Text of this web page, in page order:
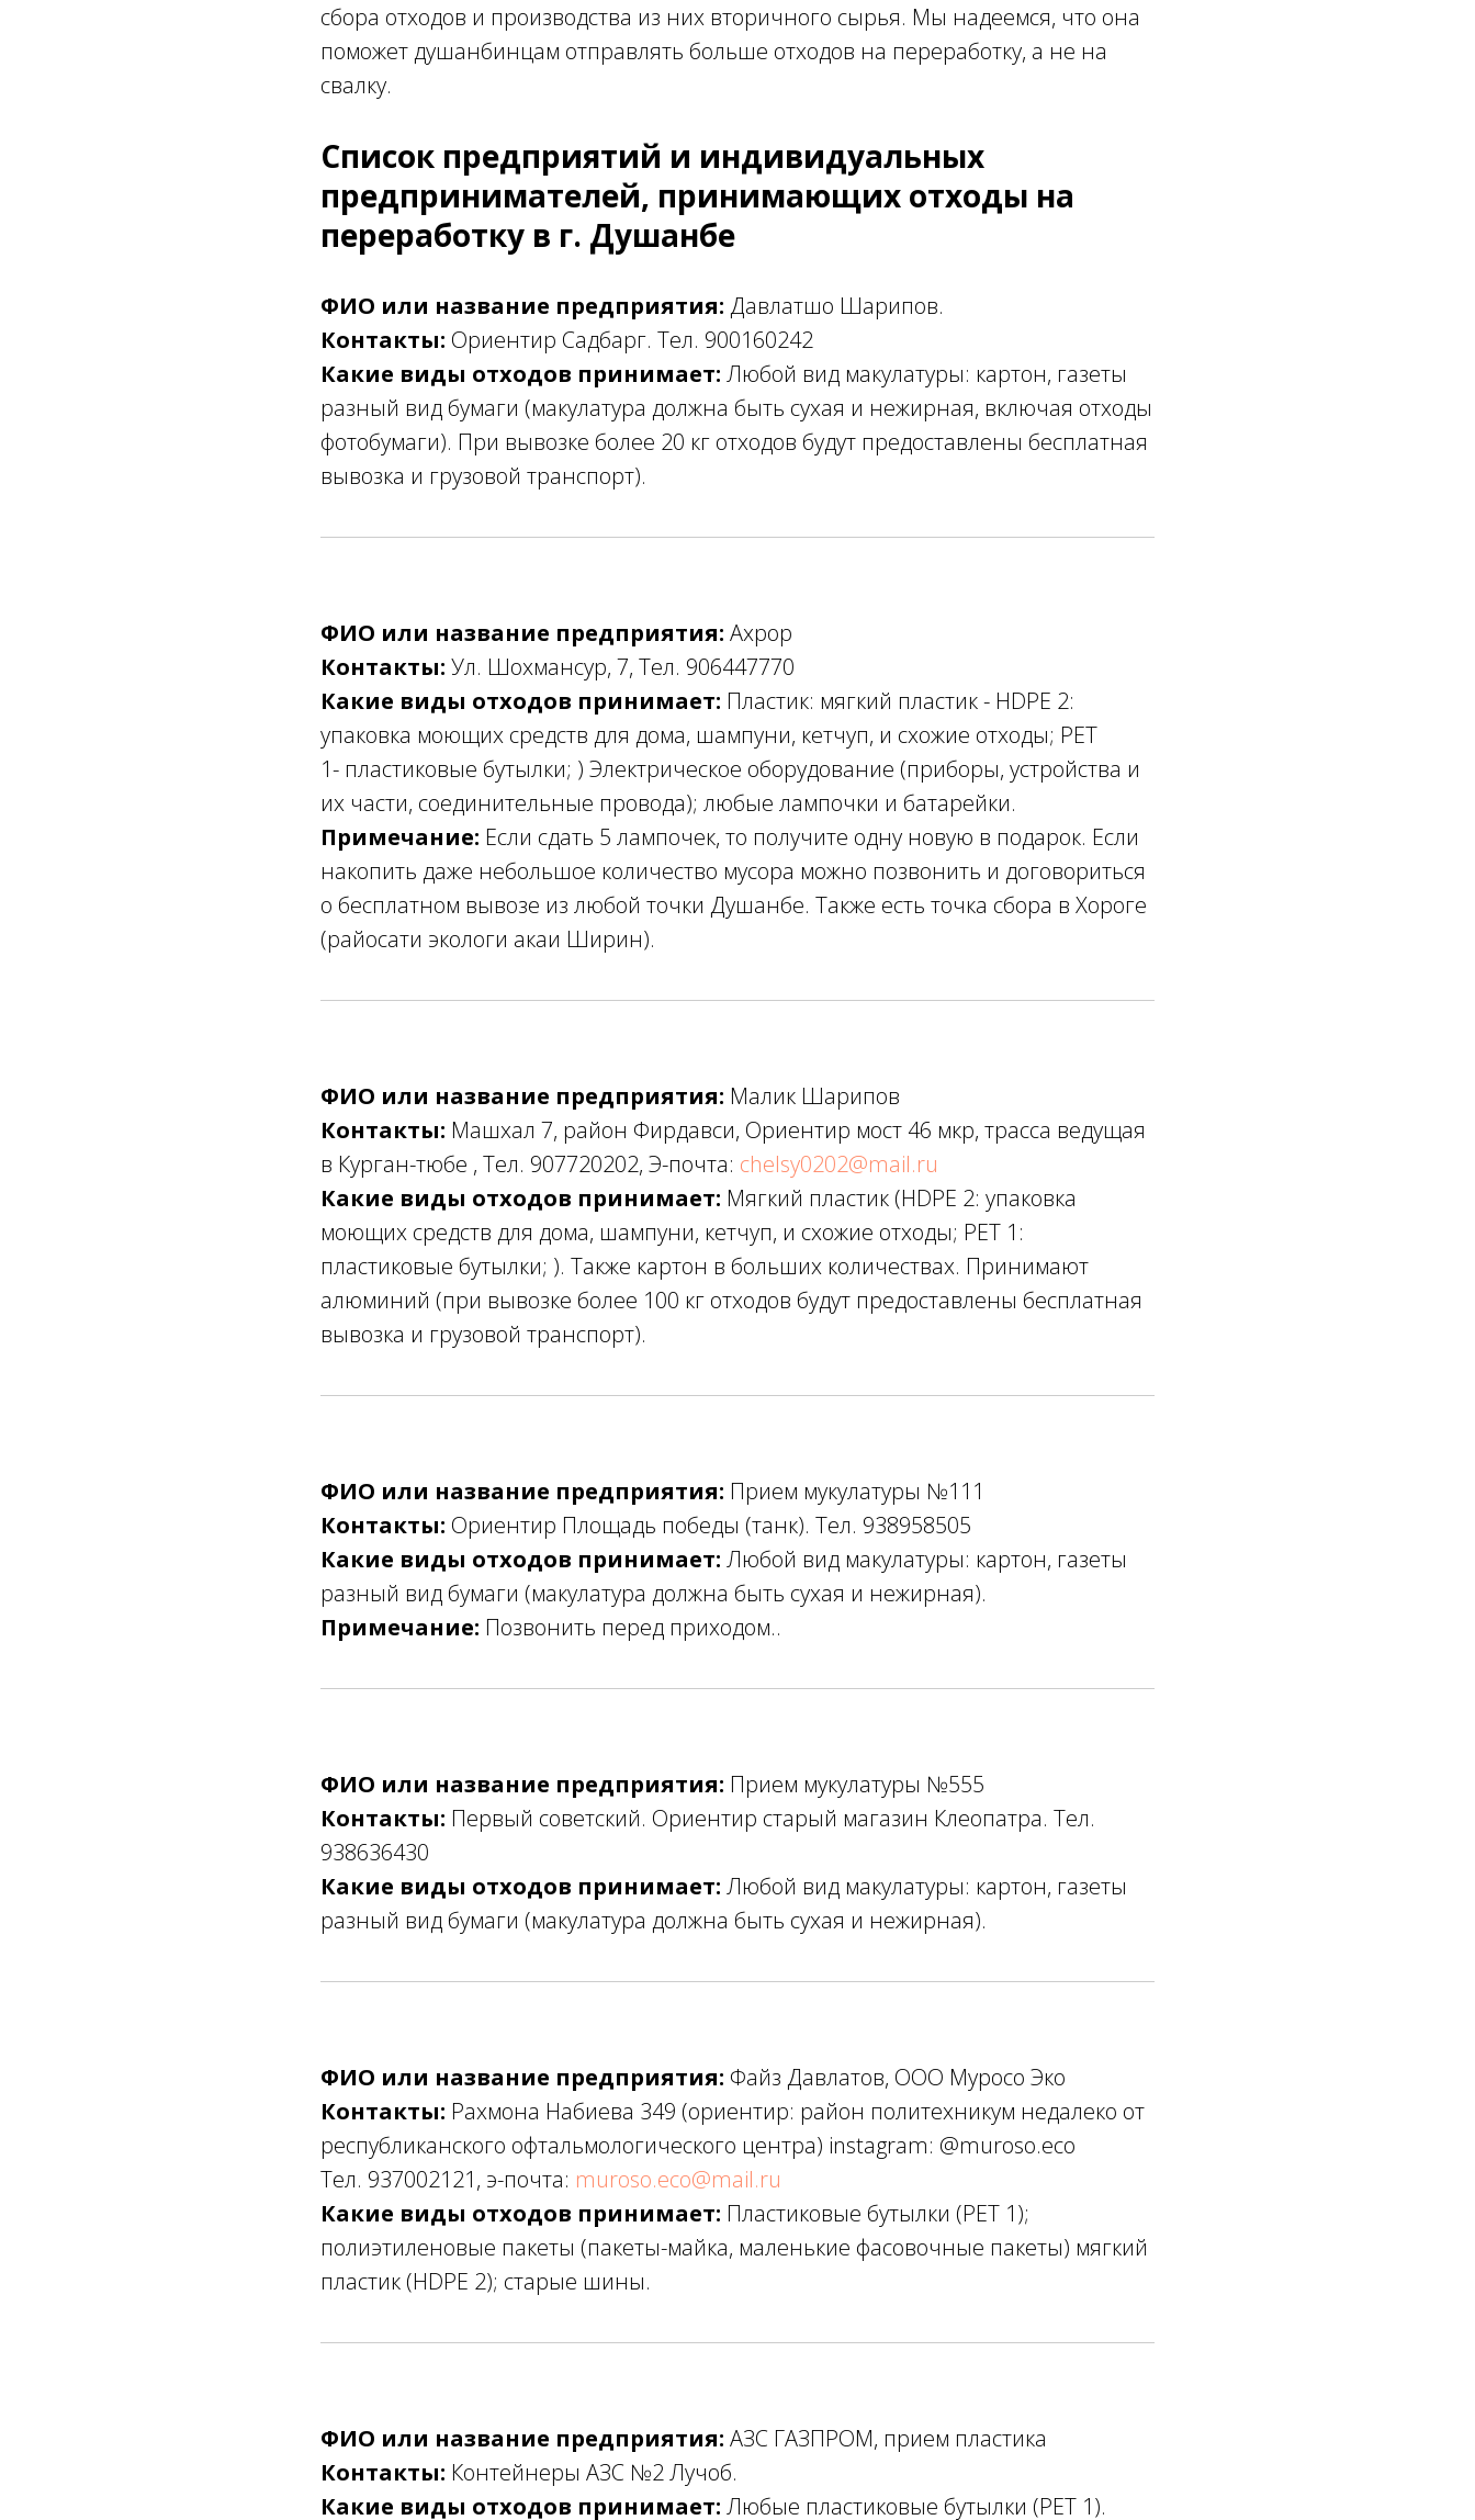
сбора отходов и производства из них вторичного сырья. Мы надеемся, что она
поможет душанбинцам отправлять больше отходов на переработку, а не на
свалку.
Список предприятий и индивидуальных
предпринимателей, принимающих отходы на
переработку в г. Душанбе
ФИО или название предприятия: Давлатшо Шарипов.
Контакты: Ориентир Садбарг. Тел. 900160242
Какие виды отходов принимает: Любой вид макулатуры: картон, газеты
разный вид бумаги (макулатура должна быть сухая и нежирная, включая отходы
фотобумаги). При вывозке более 20 кг отходов будут предоставлены бесплатная
вывозка и грузовой транспорт).
ФИО или название предприятия: Ахрор
Контакты: Ул. Шохмансур, 7, Тел. 906447770
Какие виды отходов принимает: Пластик: мягкий пластик - HDPE 2:
упаковка моющих средств для дома, шампуни, кетчуп, и схожие отходы; PET
1- пластиковые бутылки; ) Электрическое оборудование (приборы, устройства и
их части, соединительные провода); любые лампочки и батарейки.
Примечание: Если сдать 5 лампочек, то получите одну новую в подарок. Если
накопить даже небольшое количество мусора можно позвонить и договориться
о бесплатном вывозе из любой точки Душанбе. Также есть точка сбора в Хороге
(райосати экологи акаи Ширин).
ФИО или название предприятия: Малик Шарипов
Контакты: Машхал 7, район Фирдавси, Ориентир мост 46 мкр, трасса ведущая
в Курган-тюбе , Тел. 907720202, Э-почта: chelsy0202@mail.ru
Какие виды отходов принимает: Мягкий пластик (HDPE 2: упаковка
моющих средств для дома, шампуни, кетчуп, и схожие отходы; PET 1:
пластиковые бутылки; ). Также картон в больших количествах. Принимают
алюминий (при вывозке более 100 кг отходов будут предоставлены бесплатная
вывозка и грузовой транспорт).
ФИО или название предприятия: Прием мукулатуры №111
Контакты: Ориентир Площадь победы (танк). Тел. 938958505
Какие виды отходов принимает: Любой вид макулатуры: картон, газеты
разный вид бумаги (макулатура должна быть сухая и нежирная).
Примечание: Позвонить перед приходом..
ФИО или название предприятия: Прием мукулатуры №555
Контакты: Первый советский. Ориентир старый магазин Клеопатра. Тел.
938636430
Какие виды отходов принимает: Любой вид макулатуры: картон, газеты
разный вид бумаги (макулатура должна быть сухая и нежирная).
ФИО или название предприятия: Файз Давлатов, ООО Муросо Эко
Контакты: Рахмона Набиева 349 (ориентир: район политехникум недалеко от
республиканского офтальмологического центра) instagram: @muroso.eco
Тел. 937002121, э-почта: muroso.eco@mail.ru
Какие виды отходов принимает: Пластиковые бутылки (PET 1);
полиэтиленовые пакеты (пакеты-майка, маленькие фасовочные пакеты) мягкий
пластик (HDPE 2); старые шины.
ФИО или название предприятия: АЗС ГАЗПРОМ, прием пластика
Контакты: Контейнеры АЗС №2 Лучоб.
Какие виды отходов принимает: Любые пластиковые бутылки (PET 1).